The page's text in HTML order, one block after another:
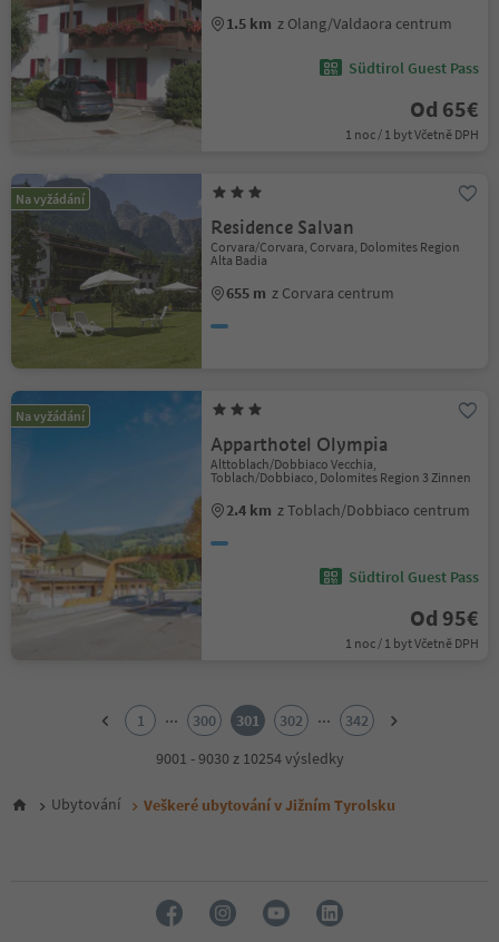
1.5 km z Olang/Valdaora centrum
Südtirol Guest Pass
Od 65€
1 noc / 1 byt Včetně DPH
Na vyžádání
Residence Salvan
Corvara/Corvara, Corvara, Dolomites Region
Alta Badia
655 m z Corvara centrum
Na vyžádání
Apparthotel Olympia
Alttoblach/Dobbiaco Vecchia,
Toblach/Dobbiaco, Dolomites Region 3 Zinnen
2.4 km z Toblach/Dobbiaco centrum
Südtirol Guest Pass
Od 95€
1 noc / 1 byt Včetně DPH
6
1 ... 300 301 302 ...
342
9001 - 9030 z 10254 výsledky
Ubytování Veškeré ubytování v Jižním Tyrolsku